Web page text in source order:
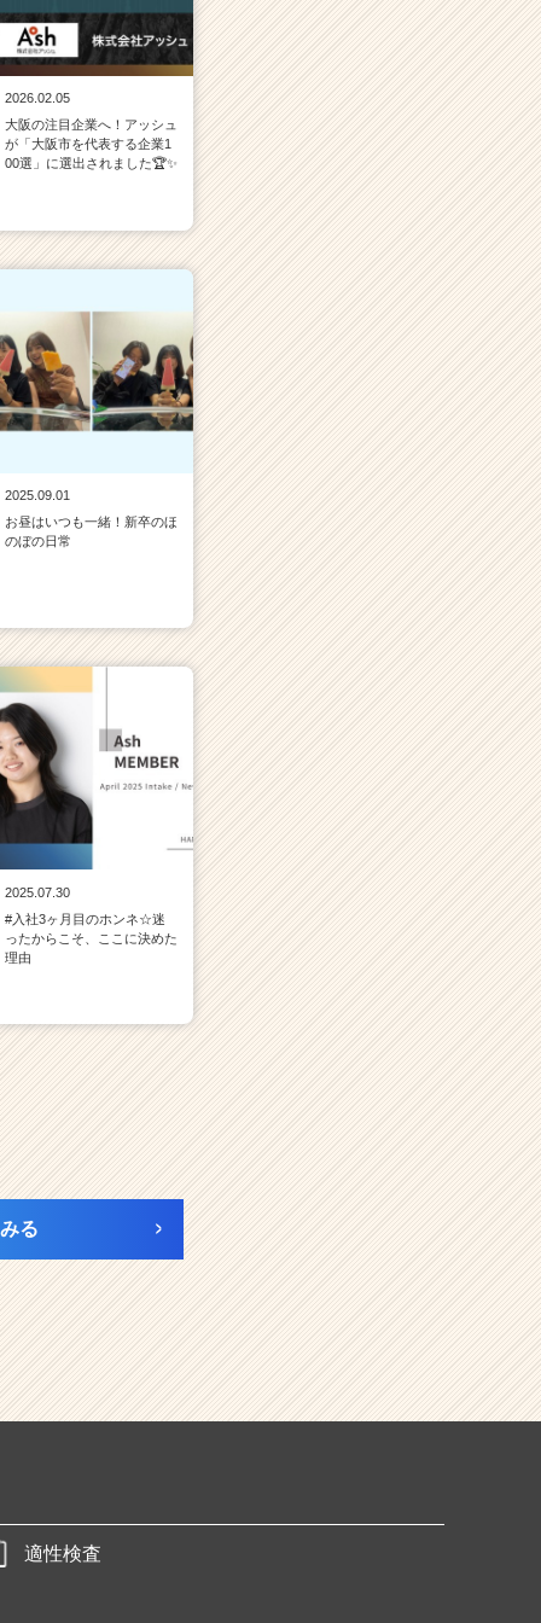
2026.02.05
大阪の注目企業へ！アッシュ
が「大阪市を代表する企業1
00選」に選出されました🏆✨
2025.09.01
お昼はいつも一緒！新卒のほ
のぼの日常
2025.07.30
#入社3ヶ月目のホンネ☆迷
ったからこそ、ここに決めた
理由
る
適性検査